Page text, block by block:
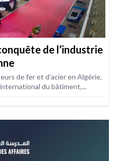
de l’industrie
de fer et d’acier en Algérie,
du bâtiment,...